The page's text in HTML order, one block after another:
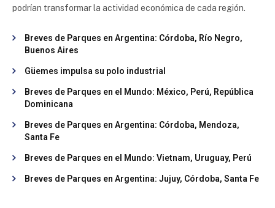
podrían transformar la actividad económica de cada región.
Breves de Parques en Argentina: Córdoba, Río Negro,
Buenos Aires
Güemes impulsa su polo industrial
Breves de Parques en el Mundo: México, Perú, República
Dominicana
Breves de Parques en Argentina: Córdoba, Mendoza,
Santa Fe
Breves de Parques en el Mundo: Vietnam, Uruguay, Perú
Breves de Parques en Argentina: Jujuy, Córdoba, Santa Fe